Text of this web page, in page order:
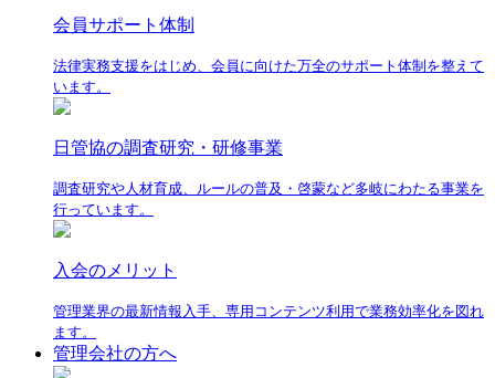
会員サポート体制
法律実務支援をはじめ、会員に向けた万全のサポート体制を整えて
います。
日管協の調査研究・研修事業
調査研究や人材育成、ルールの普及・啓蒙など多岐にわたる事業を
行っています。
入会のメリット
管理業界の最新情報入手、専用コンテンツ利用で業務効率化を図れ
ます。
管理会社の方へ